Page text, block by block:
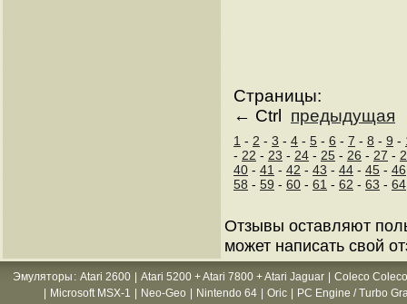
Страницы:
← Ctrl предыдущая
1 - 2 - 3 - 4 - 5 - 6 - 7 - 8 - 9 -
- 22 - 23 - 24 - 25 - 26 - 27 -
40 - 41 - 42 - 43 - 44 - 45 - 46
58 - 59 - 60 - 61 - 62 - 63 - 64
Отзывы оставляют
может написать свой
Эмуляторы : Atari 2600 Atari 5200 + Atari 7800 + Atari Jaguar
Coleco
Microsoft MSX-1 Neo-Geo Nintendo 64 Oric
PC Engine / Turbo